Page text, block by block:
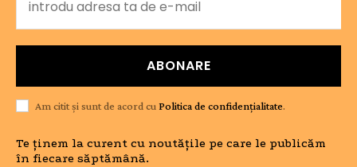
ABONARE
Am citit și sunt de acord cu Politica de confidențialitate.
Te ținem la curent cu noutățile pe care le publicăm
în fiecare săptămână.